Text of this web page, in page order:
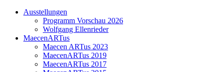
Ausstellungen
Programm Vorschau 2026
Wolfgang Ellenrieder
MaecenARTus
Maecen ARTus 2023
MaecenARTus 2019
MaecenARTus 2017